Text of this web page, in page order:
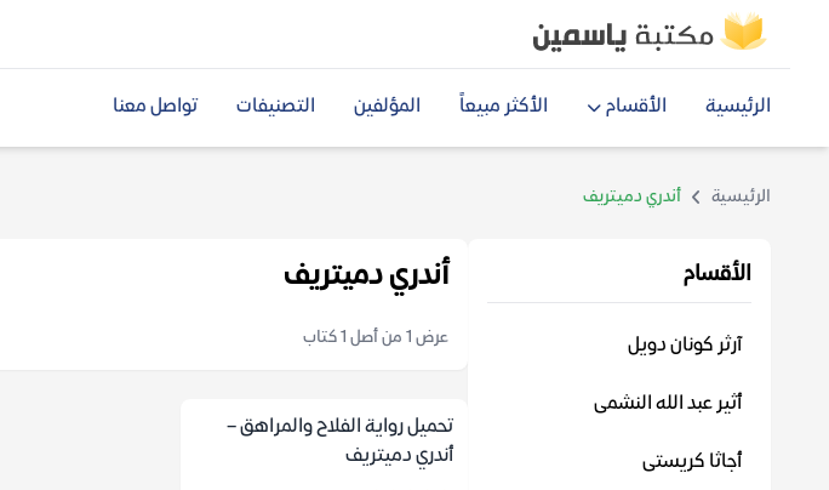
الرئيسية الأقسام الأكثر مبيعاً المؤلفين التصنيفات تواصل معنا
الرئيسية أندري دميتريف
الأقسام
آرثر كونان دويل
أثير عبد الله النشمى
أجاثا كريستى
أندري دميتريف
عرض 1 من أصل 1 كتاب
تحميل رواية الفلاح والمراهق –
أندري دميتريف